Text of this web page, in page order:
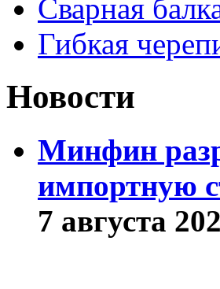
Сварная
Гибкая
Новости
Минфин
импортную
7 августа